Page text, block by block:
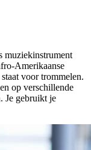
muziekinstrument
Amerikaanse
voor trommelen.
op verschillende
Je gebruikt je